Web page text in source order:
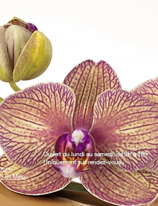
St Malo
Ouvert du lundi au samedi, de 9h à 18h
Uniquement sur rendez-vous